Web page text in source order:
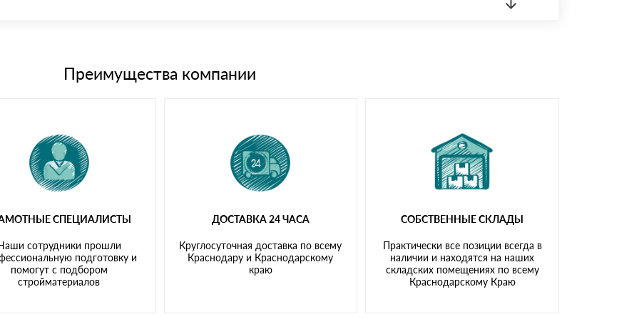
банковским картам
материала после проверки качества и количества заказанного материала.
Преимущества компании
СПЕЦИАЛИСТЫ
сотрудники прошли
подготовку и
помогут с подбором
стройматериалов
ДОСТАВКА 24 ЧАСА
Круглосуточная доставка по всему
Краснодару и Краснодарскому
краю
СОБСТВЕННЫЕ СКЛАДЫ
Практически все позиции всегда в
наличии и находятся на наших
складских помещениях по всему
Краснодарскому Краю